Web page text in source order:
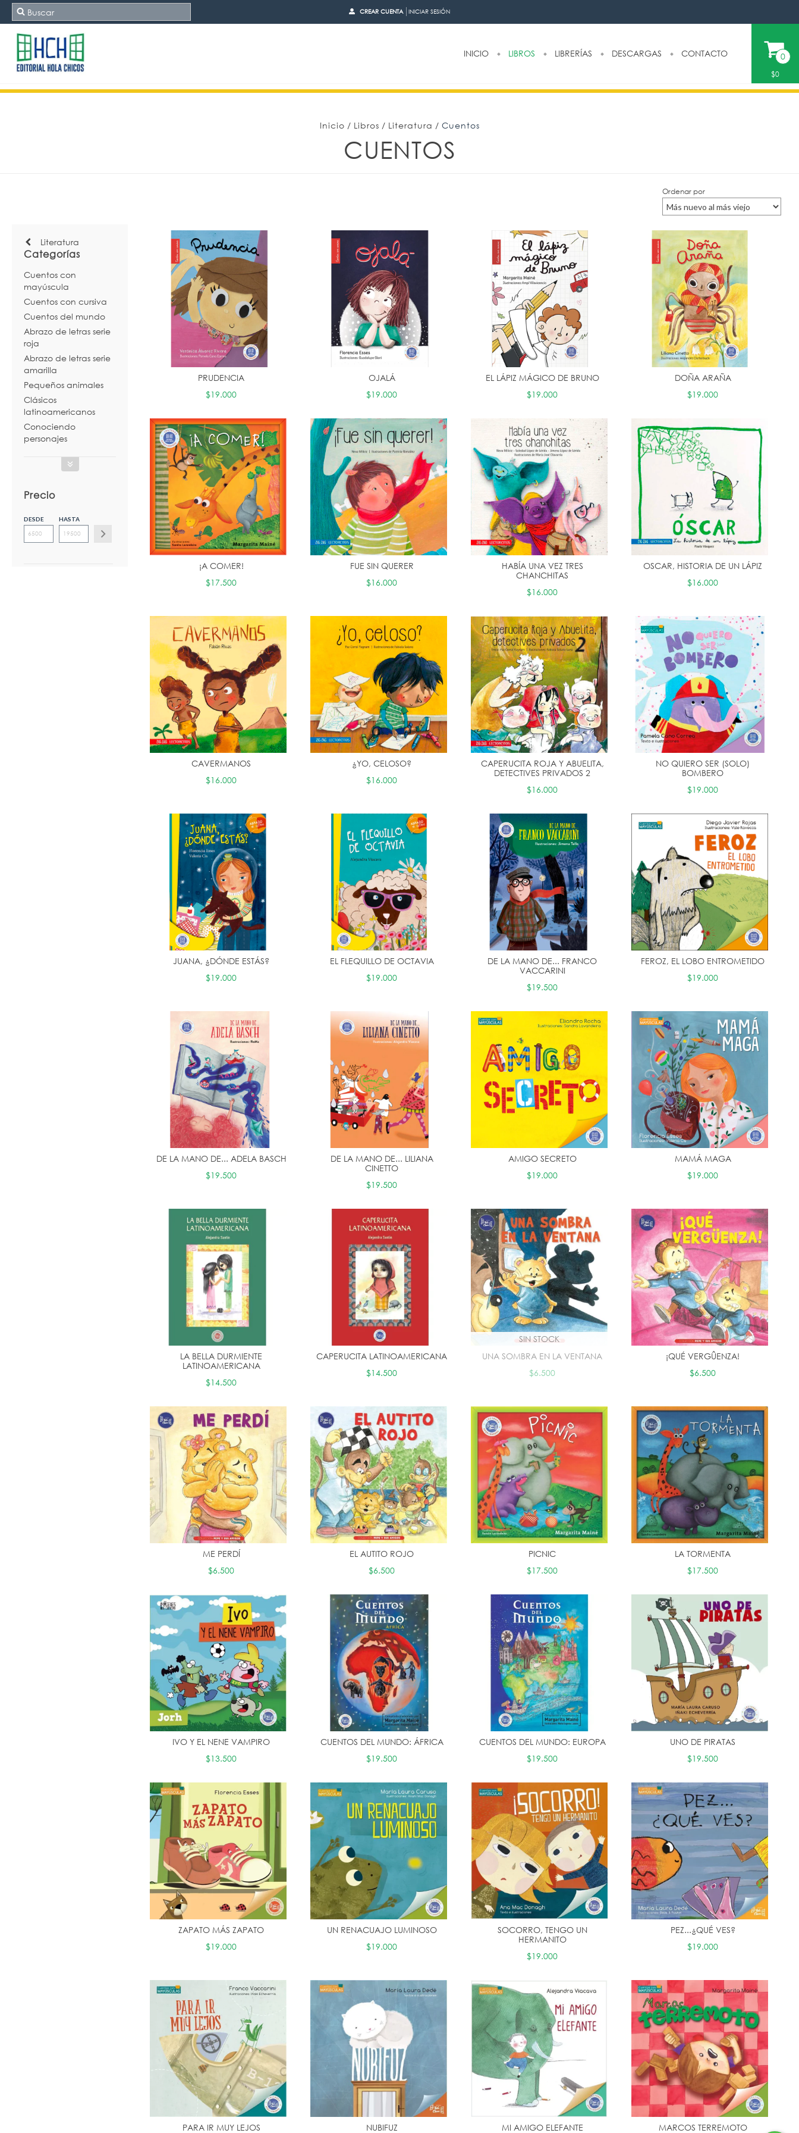
CREAR CUENTA INICIAR SESIÓN
INICIO LIBROS LIBRERÍAS DESCARGAS CONTACTO 0
$0
Inicio / Libros / Literatura / Cuentos
CUENTOS
Ordenar por
Literatura
Categorías
Cuentos con
mayúscula
Cuentos con cursiva
Cuentos del mundo
Abrazo de letras serie
roja
Abrazo de letras serie
amarilla
Pequeños animales
Clásicos
latinoamericanos
Conociendo
personajes
Precio
DESDE HASTA
PRUDENCIA
$19.000
OJALÁ
$19.000
EL LÁPIZ MÁGICO DE BRUNO
$19.000
DOÑA ARAÑA
$19.000
¡A COMER!
$17.500
FUE SIN QUERER
$16.000
HABÍA UNA VEZ TRES
CHANCHITAS
$16.000
OSCAR, HISTORIA DE UN LÁPIZ
$16.000
CAVERMANOS
$16.000
¿YO, CELOSO?
$16.000
CAPERUCITA ROJA Y ABUELITA,
DETECTIVES PRIVADOS 2
$16.000
NO QUIERO SER (SOLO)
BOMBERO
$19.000
JUANA, ¿DÓNDE ESTÁS?
$19.000
EL FLEQUILLO DE OCTAVIA
$19.000
DE LA MANO DE... FRANCO
VACCARINI
$19.500
FEROZ, EL LOBO ENTROMETIDO
$19.000
DE LA MANO DE... ADELA BASCH
$19.500
DE LA MANO DE... LILIANA
CINETTO
$19.500
AMIGO SECRETO
$19.000
MAMÁ MAGA
$19.000
LA BELLA DURMIENTE
LATINOAMERICANA
$14.500
CAPERUCITA LATINOAMERICANA
$14.500
SIN STOCK
UNA SOMBRA EN LA VENTANA
$6.500
¡QUÉ VERGÛENZA!
$6.500
ME PERDÍ
$6.500
EL AUTITO ROJO
$6.500
PICNIC
$17.500
LA TORMENTA
$17.500
IVO Y EL NENE VAMPIRO
$13.500
CUENTOS DEL MUNDO: ÁFRICA
$19.500
CUENTOS DEL MUNDO: EUROPA
$19.500
UNO DE PIRATAS
$19.500
ZAPATO MÁS ZAPATO
$19.000
UN RENACUAJO LUMINOSO
$19.000
SOCORRO, TENGO UN
HERMANITO
$19.000
PEZ...¿QUÉ VES?
$19.000
PARA IR MUY LEJOS NUBIFUZ MI AMIGO ELEFANTE MARCOS TERREMOTO